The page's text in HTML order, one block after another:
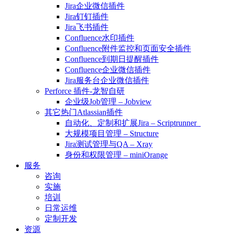
Jira企业微信插件
Jira钉钉插件
Jira飞书插件
Confluence水印插件
Confluence附件监控和页面安全插件
Confluence到期日提醒插件
Confluence企业微信插件
Jira服务台企业微信插件
Perforce 插件-龙智自研
企业级Job管理 – Jobview
其它热门Atlassian插件
自动化、定制和扩展Jira – Scriptrunner
大规模项目管理 – Structure
Jira测试管理与QA – Xray
身份和权限管理 – miniOrange
服务
咨询
实施
培训
日常运维
定制开发
资源